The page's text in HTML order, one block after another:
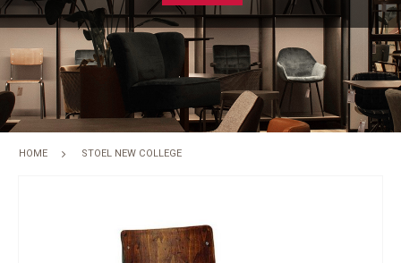
HOME STOEL NEW COLLEGE